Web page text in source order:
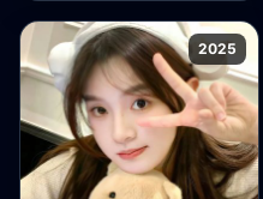
2025